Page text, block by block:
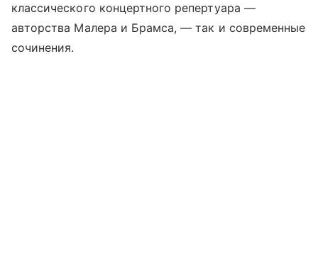
классического концертного репертуара —
авторства Малера и Брамса, — так и современные
сочинения.